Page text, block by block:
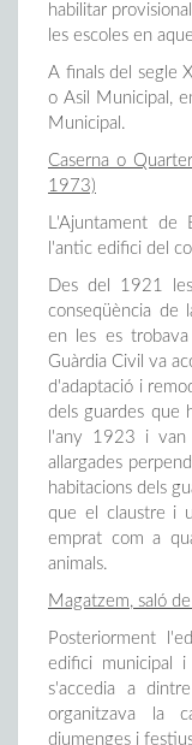
habilitar
les escoles en
A finals del segle
o Asil Municipal,
Municipal.
Caserna o
1973)
L'Ajuntament de
l'antic edifici del
Des del 1921
conseqüència de
en les es
Guàrdia Civil va
d'adaptació i
dels guardes que
l'any 1923 i van
allargades
habitacions dels
que el claustre i
emprat com a
animals.
Magatzem, saló
Posteriorment
edifici municipal
s'accedia a
organitzava la
diumenges i